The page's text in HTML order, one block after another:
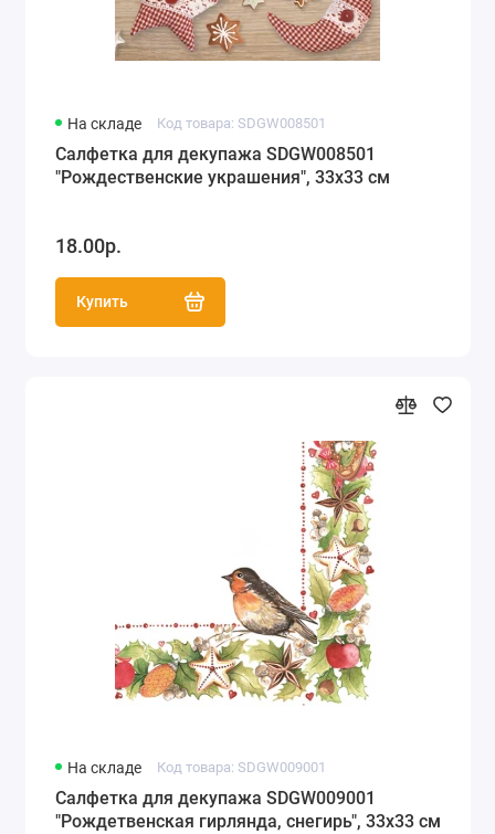
На складе Код товара: SDGW008501
Салфетка для декупажа SDGW008501
"Рождественские украшения", 33х33 см
18.00р.
Купить
На складе Код товара: SDGW009001
Салфетка для декупажа SDGW009001
"Рождетвенская гирлянда, снегирь", 33х33 см